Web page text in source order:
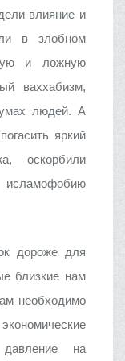
влияние и
в злобном
и ложную
ваххабизм,
людей. А
яркий
оскорбили
дороже для
близкие нам
необходимо
на